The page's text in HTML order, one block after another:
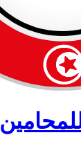
للمحامين